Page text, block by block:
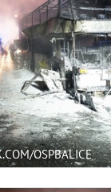
OSPBALICE